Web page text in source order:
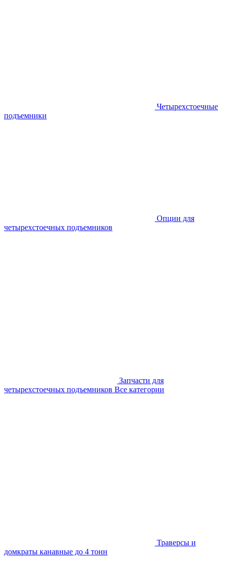
Четырехстоечные
подъемники
Опции для
четырехстоечных подъемников
Запчасти для
четырехстоечных подъемников Все категории
Траверсы и
домкраты канавные до 4 тонн